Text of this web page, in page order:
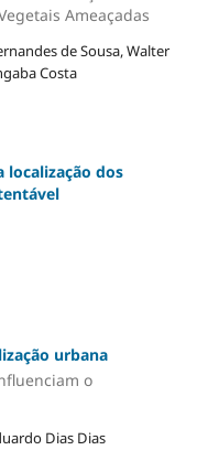
Ameaçadas
de Sousa, Walter
Costa
localização dos
urbana
o
Dias Dias